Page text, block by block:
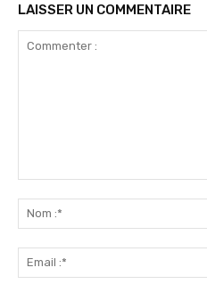
LAISSER UN COMMENTAIRE